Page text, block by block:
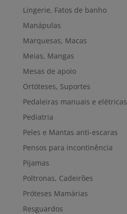
Lingerie, Fatos de banho
Manápulas
Marquesas, Macas
Meias, Mangas
Mesas de apoio
Ortóteses, Suportes
Pedaleiras manuais e elétricas
Pediatria
Peles e Mantas anti-escaras
Pensos para incontinência
Pijamas
Poltronas, Cadeirões
Próteses Mamárias
Resguardos